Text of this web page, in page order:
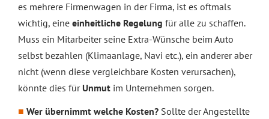
es mehrere Firmenwagen in der Firma, ist es oftmals
wichtig, eine einheitliche Regelung für alle zu schaffen.
Muss ein Mitarbeiter seine Extra-Wünsche beim Auto
selbst bezahlen (Klimaanlage, Navi etc.), ein anderer aber
nicht (wenn diese vergleichbare Kosten verursachen),
könnte dies für Unmut im Unternehmen sorgen.
Wer übernimmt welche Kosten? Sollte der Angestellte